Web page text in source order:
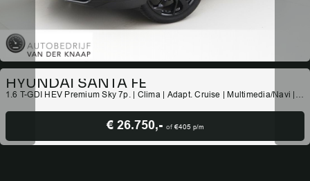
HYUNDAI SANTA FE
1.6 T-GDI HEV Premium Sky 7p. | Clima | Adapt. Cruise | Multimedia/Navi |
€ 26.750,- of €405 p/m